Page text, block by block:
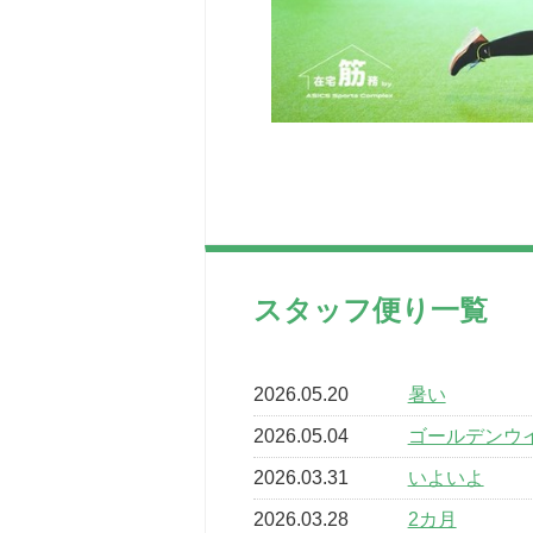
スタッフ便り一覧
2026.05.20 暑い
2026.05.04 ゴールデンウ
2026.03.31 いよいよ
2026.03.28 2カ月